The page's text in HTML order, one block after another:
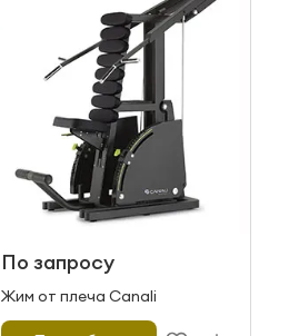
По запросу
Жим от плеча Canali